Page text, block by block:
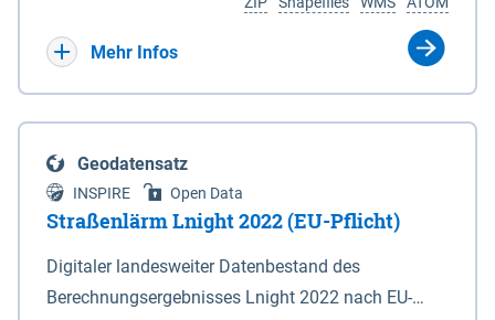
(DTK) im Maßstab 1 : 100 000 (Anlage 2), 2.
verkleinerte Amtliche Karte 1 : 5 000 (AK5) im
projizierte Koordinaten im Europäischen
Terrestrischen Referenzsystem 1989 (ETRS 89) mit
der Universalen Transversalen Mercator-Abbildung
bezogen auf die Zone 32 N (UTM 32N) dargestellt
(Anlage 4); Gleiches gilt für die geografischen
Mehr Infos
Geodatensatz
INSPIRE Open Data
Straßenlärm Lnight 2022 (EU-Pflicht)
Digitaler landesweiter Datenbestand des
Berechnungsergebnisses Lnight 2022 nach EU-